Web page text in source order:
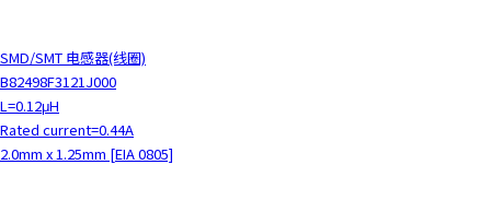
SMD/SMT 电感器(线圈)
B82498F3121J000
L=0.12μH
Rated current=0.44A
2.0mm x 1.25mm [EIA 0805]